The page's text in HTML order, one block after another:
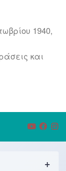
1940,
και
+